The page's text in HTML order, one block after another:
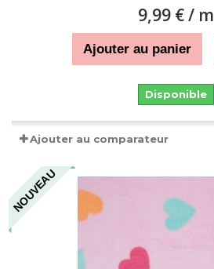
9,99 €/ m
Ajouter au panier
Disponible
Ajouter au comparateur
NOUVEAU